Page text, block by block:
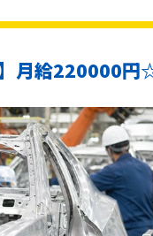
】月給220000